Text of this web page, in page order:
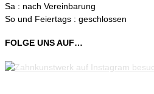
Sa : nach Vereinbarung
So und Feiertags : geschlossen
FOLGE UNS AUF…